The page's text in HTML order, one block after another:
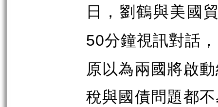
日，劉鶴與美國
50分鐘視訊對話
原以為兩國將啟
稅與國債問題都